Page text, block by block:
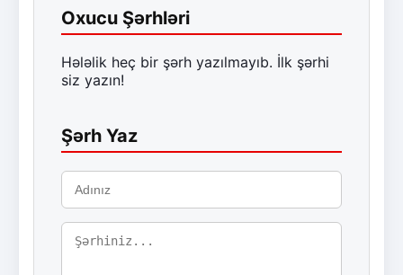
Oxucu Şərhləri
Hələlik heç bir şərh yazılmayıb. İlk şərhi
siz yazın!
Şərh Yaz